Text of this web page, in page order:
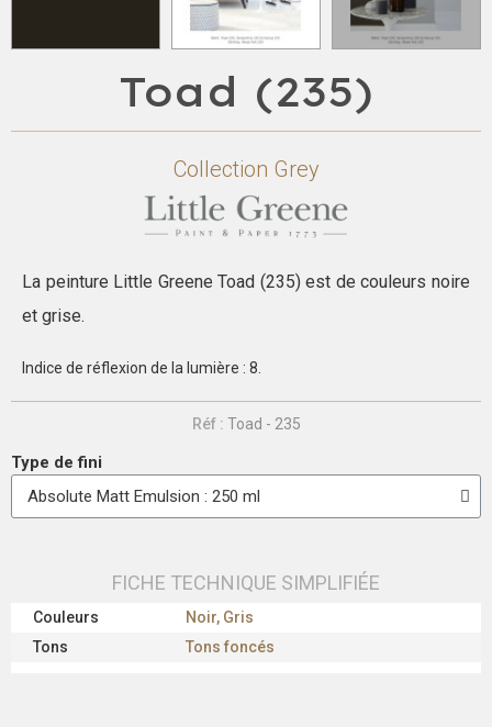
Toad (235)
Collection Grey
La peinture Little Greene Toad (235) est de couleurs noire
et grise.
Indice de réflexion de la lumière : 8.
Réf : Toad - 235
Type de fini
FICHE TECHNIQUE SIMPLIFIÉE
Couleurs
Noir, Gris
Tons
Tons foncés